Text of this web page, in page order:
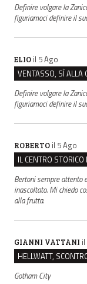
Definire volgare la
figuriamoci definire il
ELIO il 5 Ago
Definire volgare la
figuriamoci definire il
ROBERTO il 5 Ago
Bertoni sempre attento
inascoltato. Mi chiedo
alla frutta.
GIANNI VATTANI
Gotham City